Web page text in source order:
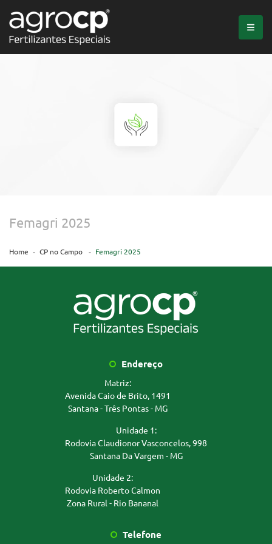
Femagri 2025
Home CP no Campo Femagri 2025
Endereço
Matriz:
Avenida Caio de Brito, 1491
Santana - Três Pontas - MG
Unidade 1:
Rodovia Claudionor Vasconcelos, 998
Santana Da Vargem - MG
Unidade 2:
Rodovia Roberto Calmon
Zona Rural - Rio Bananal
Telefone